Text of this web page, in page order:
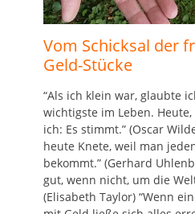
Vom Schicksal der
Geld-Stücke
“Als ich klein war, glaubte
wichtigste im Leben.
ich: Es stimmt.” (Oscar
heute Knete, weil man
bekommt.” (Gerhard
gut, wenn nicht, um die
(Elisabeth Taylor) “Wenn